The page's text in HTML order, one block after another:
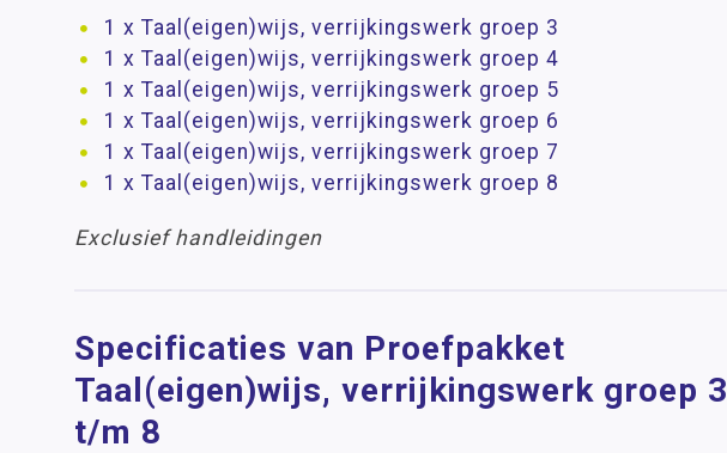
1 x Taal(eigen)wijs, verrijkingswerk groep 3
1 x Taal(eigen)wijs, verrijkingswerk groep 4
1 x Taal(eigen)wijs, verrijkingswerk groep 5
1 x Taal(eigen)wijs, verrijkingswerk groep 6
1 x Taal(eigen)wijs, verrijkingswerk groep 7
1 x Taal(eigen)wijs, verrijkingswerk groep 8
Exclusief handleidingen
Specificaties van Proefpakket
Taal(eigen)wijs, verrijkingswerk groep 3
t/m 8